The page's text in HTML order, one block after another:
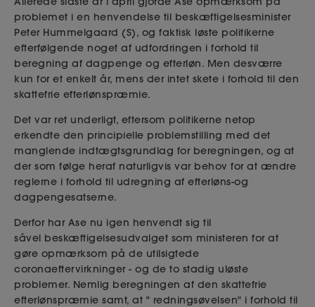
problemet i en henvendelse til beskæftigelsesminister
Peter Hummelgaard (S), og faktisk løste politikerne
efterfølgende noget af udfordringen i forhold til
beregning af dagpenge og efterløn. Men desværre
kun for et enkelt år, mens der intet skete i forhold til den
skattefrie efterlønspræmie.
Det var ret underligt, eftersom politikerne netop
erkendte den principielle problemstilling med det
manglende indtægtsgrundlag for beregningen, og at
der som følge heraf naturligvis var behov for at ændre
reglerne i forhold til udregning af efterløns-og
dagpengesatserne.
Derfor har Ase nu igen henvendt sig til
såvel beskæftigelsesudvalget som ministeren for at
gøre opmærksom på de utilsigtede
coronaeftervirkninger - og de to stadig uløste
problemer. Nemlig beregningen af den skattefrie
efterlønspræmie samt, at " redningsøvelsen" i forhold til